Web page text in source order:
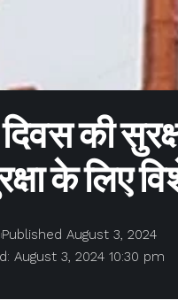
की
के लिए
August 3, 2024 10:30 pm
Published August 3, 2024